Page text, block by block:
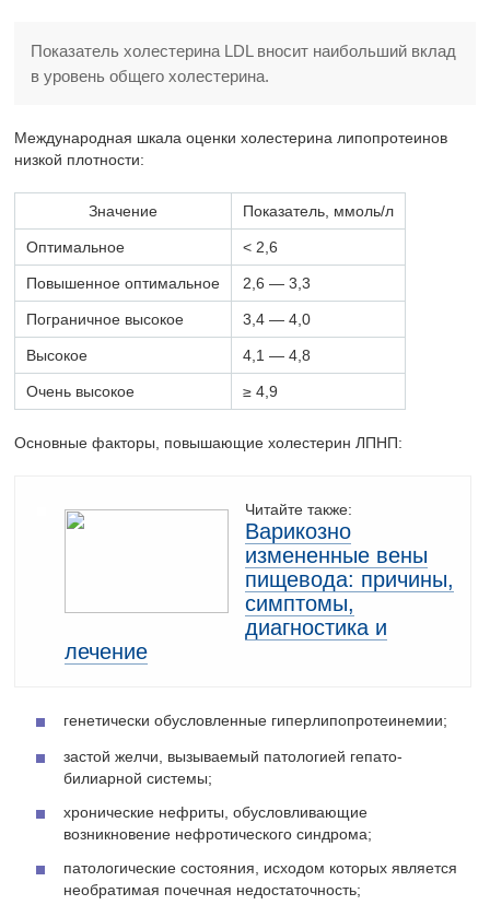
Показатель холестерина LDL вносит наибольший вклад
в уровень общего холестерина.
Международная шкала оценки холестерина липопротеинов
низкой плотности:
Значение Показатель, ммоль/л
Оптимальное < 2,6
Повышенное оптимальное 2,6 — 3,3
Пограничное высокое 3,4 — 4,0
Высокое 4,1 — 4,8
Очень высокое ≥ 4,9
Основные факторы, повышающие холестерин ЛПНП:
Читайте также:
Варикозно
измененные вены
пищевода: причины,
симптомы,
диагностика и
лечение
генетически обусловленные гиперлипопротеинемии;
застой желчи, вызываемый патологией гепато-
билиарной системы;
хронические нефриты, обусловливающие
возникновение нефротического синдрома;
патологические состояния, исходом которых является
необратимая почечная недостаточность;